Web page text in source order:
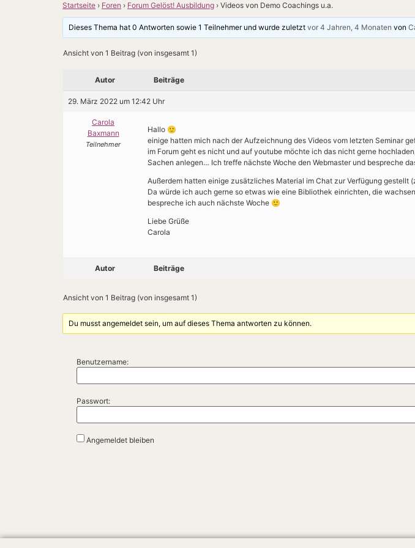
Startseite › Foren › Forum Gelöst! Ausbildung › Videos von Demo Coachings u.a.
Dieses Thema hat 0 Antworten sowie 1 Teilnehmer und wurde zuletztvor 4 Jahren, 4 Monaten von
Ansicht von 1 Beitrag (von insgesamt 1)
Autor Beiträge
29. März 2022 um 12:42 Uhr
Carola
Baxmann
Teilnehmer
Hallo 🙂
einige hatten mich nach der Aufzeichnung des Videos vom letzten Seminar
im Forum geht es nicht und auf youtube möchte ich das nicht gerne
Sachen anlegen… Ich treffe nächste Woche den Webmaster und bespreche
Außerdem hatten einige zusätzliches Material im Chat zur Verfügung gestellt
Da würde ich auch gerne so etwas wie eine Bibliothek einrichten, die
bespreche ich auch nächste Woche 🙂
Liebe Grüße
Carola
Autor Beiträge
Ansicht von 1 Beitrag (von insgesamt 1)
Du musst angemeldet sein, um auf dieses Thema antworten zu können.
Benutzername:
Passwort:
Angemeldet bleiben